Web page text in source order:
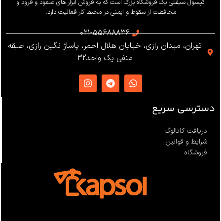
استاندارد
EN12841 ،EN341 ،ANSI Z359
،NFPA1983
ساخت
کپسول سیفتی یک فروشگاه بزرگ است که به فروش ابزار های صعود و فرود و
محافظت از سقوط و ایمنی در محیط کار فعالیت دارد.
021-55688836
تهران، میدان رازی، خیابان هلال احمر، پاساژ نگین رازی، طبقه
منفی یک واحد32
دسترسی سریع
دریافت کاتالوگ
شرایط و قوانین
فروشگاه